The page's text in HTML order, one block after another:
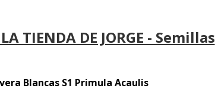
TIENDA DE JORGE - Semillas
Blancas S1 Primula Acaulis